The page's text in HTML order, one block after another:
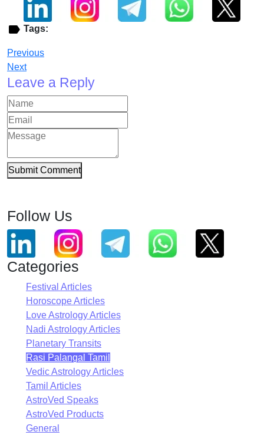
Tags:
Previous
Next
Leave a Reply
Submit Comment
Follow Us
Categories
Festival Articles
Horoscope Articles
Love Astrology Articles
Nadi Astrology Articles
Planetary Transits
Rasi Palangal Tamil
Vedic Astrology Articles
Tamil Articles
AstroVed Speaks
AstroVed Products
General